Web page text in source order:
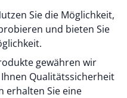
Sie die Möglichkeit,
und bieten Sie
gewähren wir
Qualitätssicherheit
erhalten Sie eine